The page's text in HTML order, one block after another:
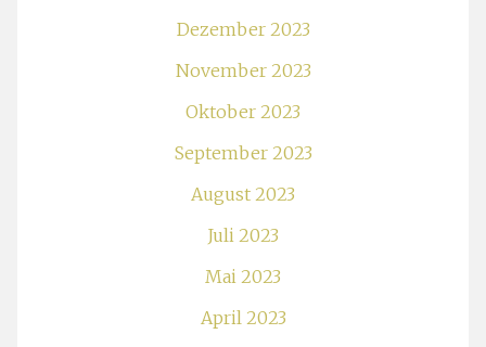
Dezember 2023
November 2023
Oktober 2023
September 2023
August 2023
Juli 2023
Mai 2023
April 2023